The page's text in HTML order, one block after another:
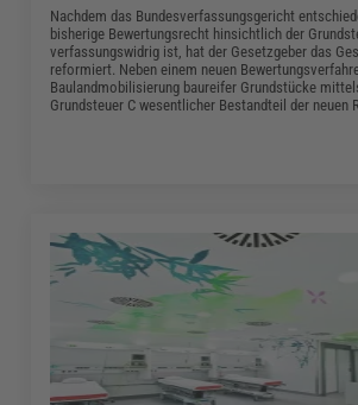
Nachdem das Bundesverfassungsgericht
bisherige Bewertungsrecht hinsichtlich der
verfassungswidrig ist, hat der Gesetzgeber das
reformiert. Neben einem neuen
Baulandmobilisierung baureifer Grundstücke
Grundsteuer C wesentlicher Bestandteil der neuen